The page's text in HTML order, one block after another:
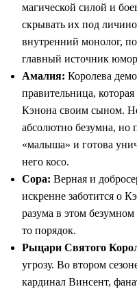
магической силой и
скрывать их под
внутренний монолог,
главный источник
Амалия: Королева
правительница,
Кэнона своим сыном.
абсолютно безумна, но
«малыша» и готова
него косо.
Сора: Верная и
искренне заботится о
разума в этом
то порядок.
Рыцари Святого
угрозу. Во втором
кардинал Винсент,